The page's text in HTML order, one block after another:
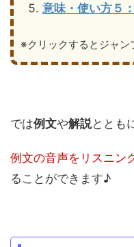
意味・使い方５
※クリックするとジャン
では例文や解説ととも
例文の音声をリスニン
ることができます♪